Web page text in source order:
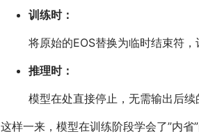
训练时：
将原始的EOS替换为临时结束符
推理时：
模型在处直接停止，无需输出后续
这样一来，模型在训练阶段学会了”内